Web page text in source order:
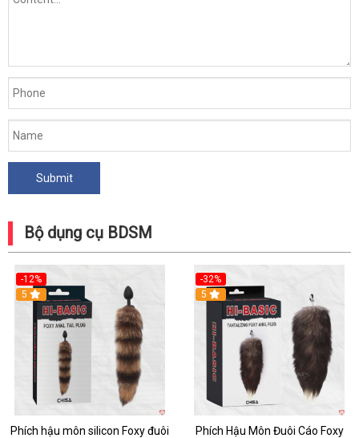
Bộ dụng cụ BDSM
-12%
Hot
5
Phích hậu môn silicon Foxy đuôi
-32%
Hot
5
Phích Hậu Môn Đuôi Cáo Foxy